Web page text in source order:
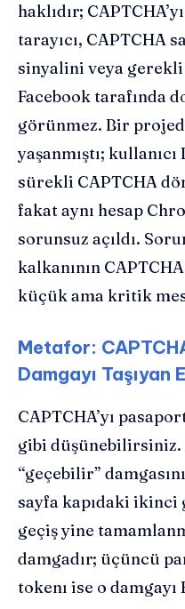
haklıdır;
tarayıcı, CAPTCHA
sinyalini veya
Facebook tarafında
görünmez. Bir
yaşanmıştı;
sürekli CAPTCHA
fakat aynı hesap
sorunsuz açıldı.
kalkanının
küçük ama kritik
Metafor:
Damgayı Taşıyan
CAPTCHA’yı
gibi
“geçebilir”
sayfa kapıdaki ikinci
geçiş yine
damgadır; üçüncü
tokenı ise o damgayı